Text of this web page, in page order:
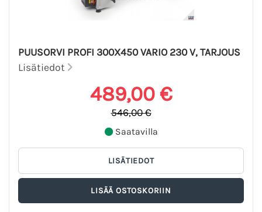
PUUSORVI PROFI 300X450 VARIO 230 V, TARJOUS
Lisätiedot
489,00 €
546,00 €
Saatavilla